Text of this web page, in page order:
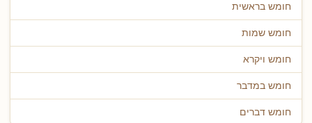
חומש בראשית
חומש שמות
חומש ויקרא
חומש במדבר
חומש דברים